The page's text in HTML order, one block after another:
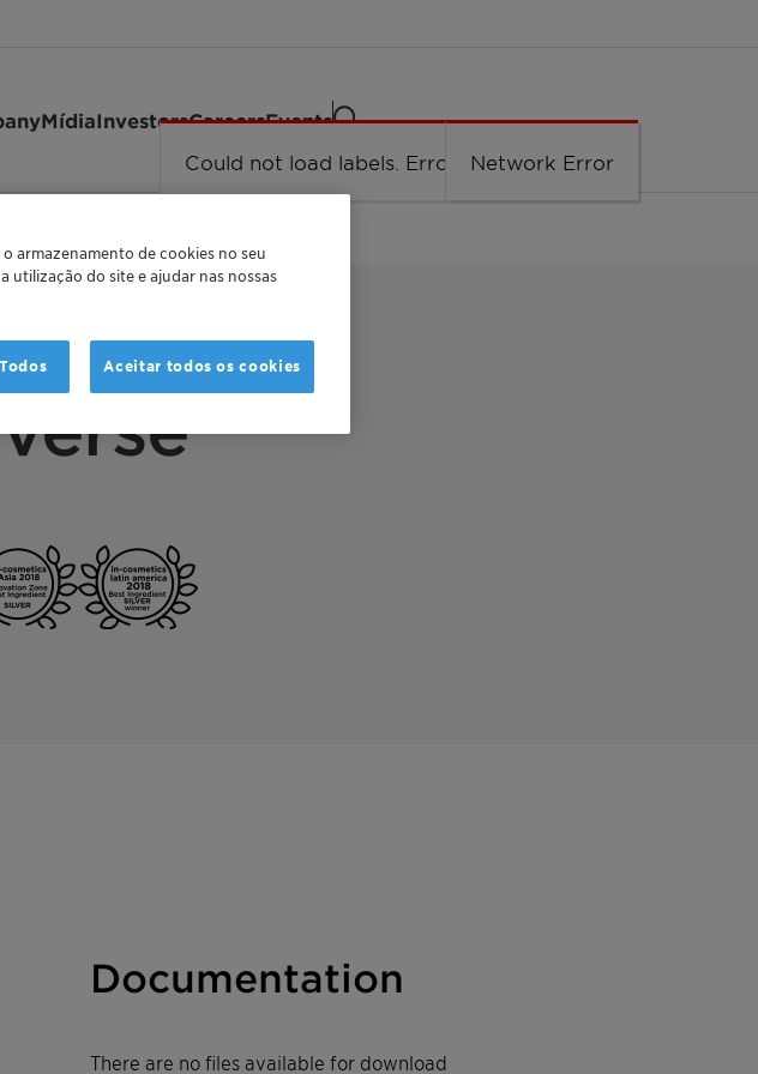
MídiaInvestorsCareersEvents
IS ALSO SEXY!
Documentation
There are no files available for download
armazenamento de cookies no seu
utilização do site e ajudar nas nossas
Aceitar todos os cookies
Could not load labels. Error: Network Error.
Network Error